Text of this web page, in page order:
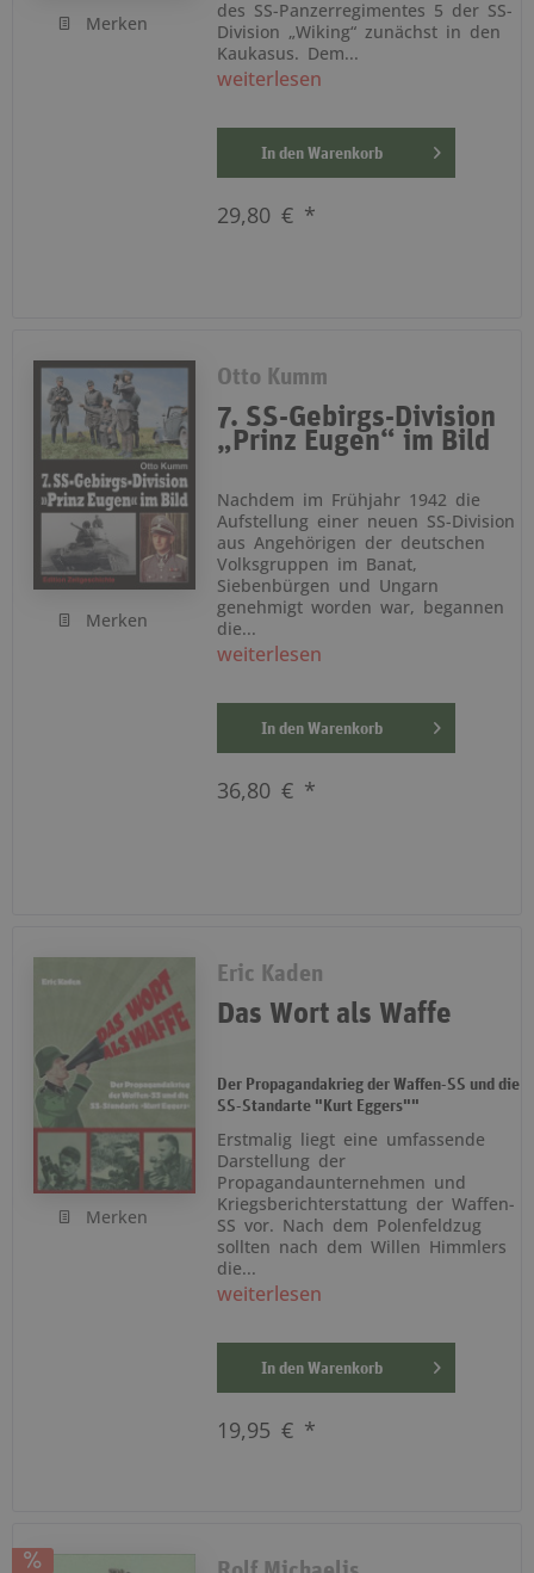
Merken
des SS-Panzerregimentes 5 der SS-
Division „Wiking“ zunächst in den
Kaukasus. Dem...
weiterlesen
In den Warenkorb
29,80 € *
Merken
Otto Kumm
7. SS-Gebirgs-Division
„Prinz Eugen“ im Bild
Nachdem im Frühjahr 1942 die
Aufstellung einer neuen SS-Division
aus Angehörigen der deutschen
Volksgruppen im Banat,
Siebenbürgen und Ungarn
genehmigt worden war, begannen
die...
weiterlesen
In den Warenkorb
36,80 € *
Merken
Eric Kaden
Das Wort als Waffe
Der Propagandakrieg der Waffen-SS und die
SS-Standarte "Kurt Eggers""
Erstmalig liegt eine umfassende
Darstellung der
Propagandaunternehmen und
Kriegsberichterstattung der Waffen-
SS vor. Nach dem Polenfeldzug
sollten nach dem Willen Himmlers
die...
weiterlesen
In den Warenkorb
19,95 € *